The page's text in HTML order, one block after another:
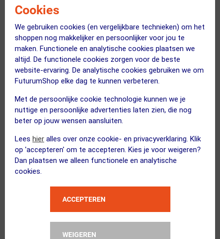
Cookies
We gebruiken cookies (en vergelijkbare technieken) om het
shoppen nog makkelijker en persoonlijker voor jou te
maken. Functionele en analytische cookies plaatsen we
altijd. De functionele cookies zorgen voor de beste
website-ervaring. De analytische cookies gebruiken we om
FuturumShop elke dag te kunnen verbeteren.
Met de persoonlijke cookie technologie kunnen we je
nuttige en persoonlijke advertenties laten zien, die nog
beter op jouw wensen aansluiten.
Lees hier alles over onze cookie- en privacyverklaring. Klik
op 'accepteren' om te accepteren. Kies je voor weigeren?
Dan plaatsen we alleen functionele en analytische
cookies.
ACCEPTEREN
WEIGEREN
145.98 89.99
ja, op voorraad
Vergelijk Vergelijk
Cool Ondershirt
Mouwloos Heren 3-Pack
Ultralight Mesh
Ondershirt Korte